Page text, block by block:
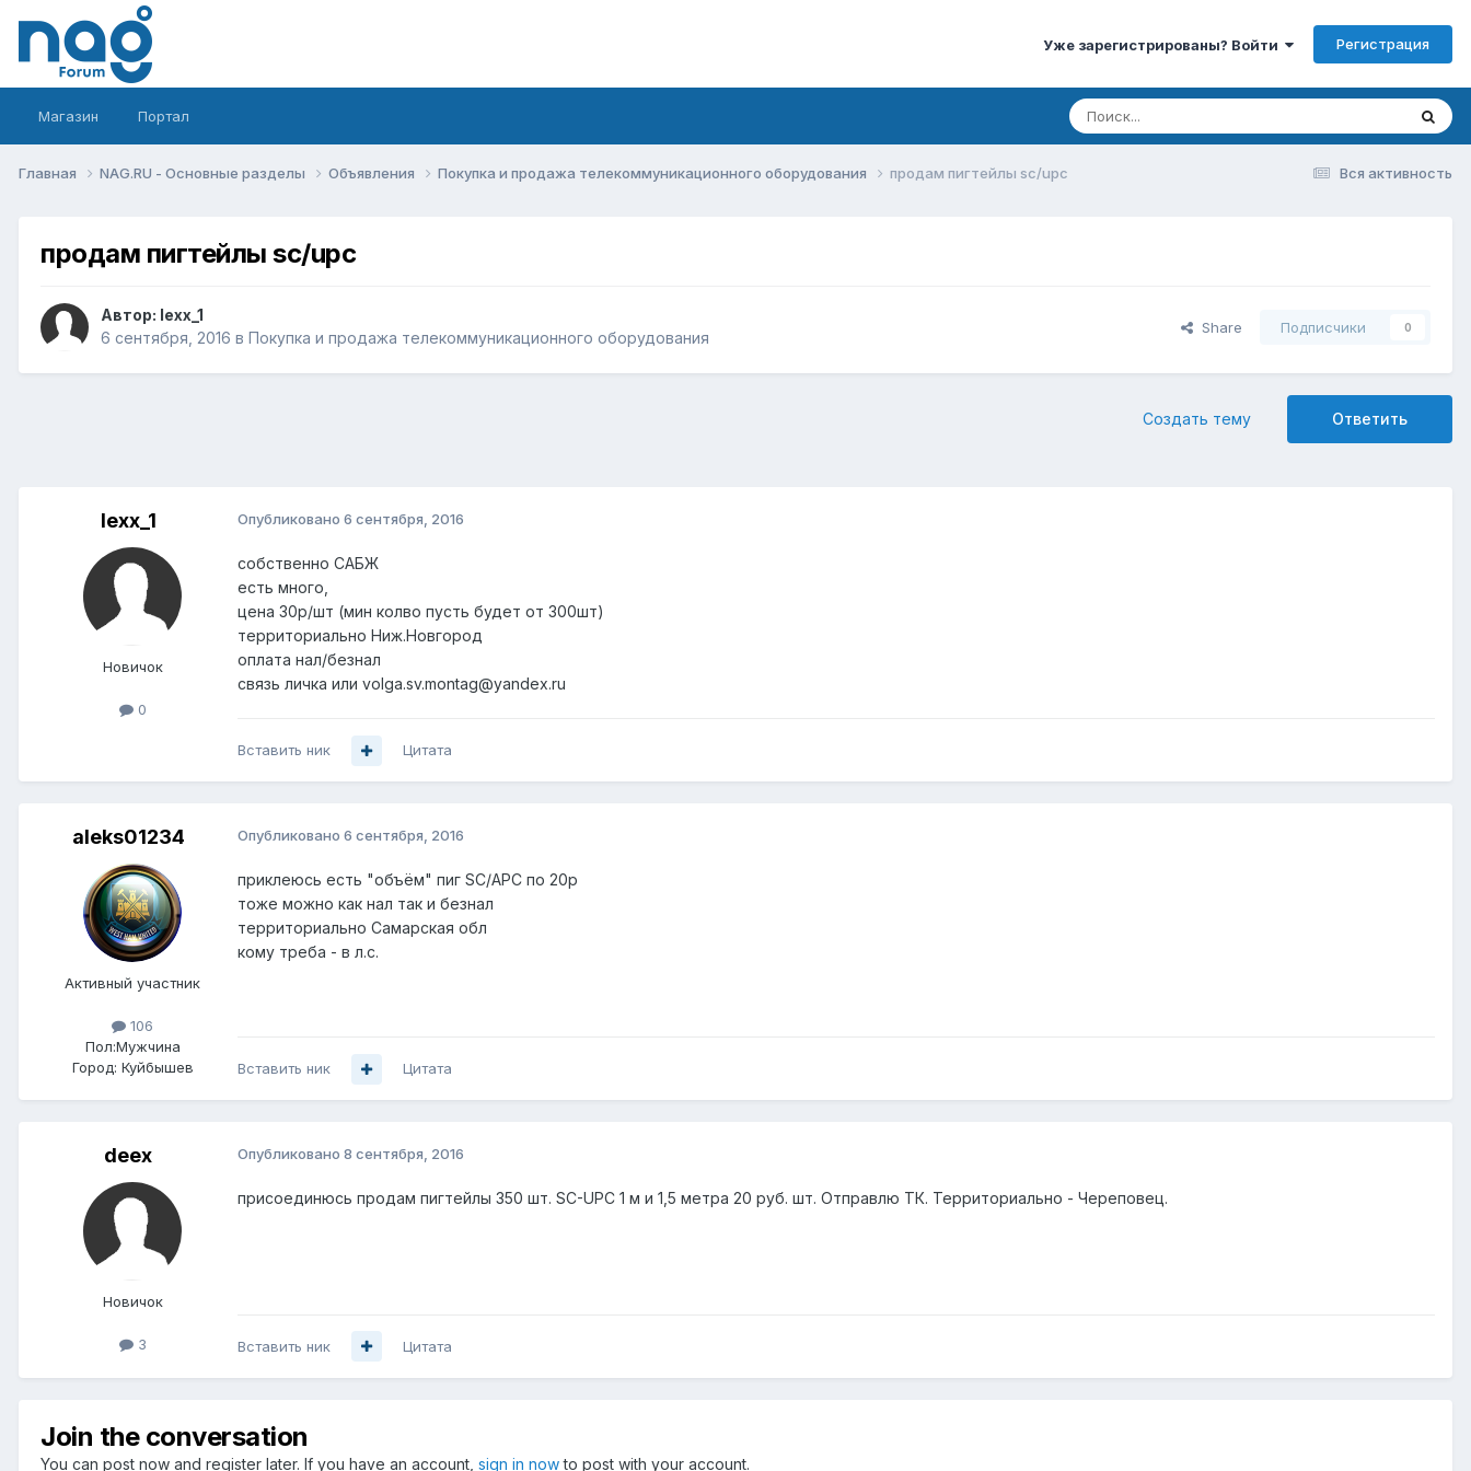
Уже зарегистрированы? Войти Регистрация
Магазин Портал
Вся активность
Главная NAG.RU - Основные разделы Объявления Покупка и продажа телекоммуникационного оборудования продам пигтейлы sc/upc
продам пигтейлы sc/upc
Автор: lexx_1
6 сентября, 2016 в Покупка и продажа телекоммуникационного оборудования
Share Подписчики 0
Ответить
Создать тему
lexx_1
Новичок
0
Опубликовано 6 сентября, 2016
собственно САБЖ
есть много,
цена 30р/шт (мин колво пусть будет от 300шт)
территориально Ниж.Новгород
оплата нал/безнал
связь личка или volga.sv.montag@yandex.ru
Вставить ник Цитата
aleks01234
Активный участник
106
Пол:Мужчина
Город: Куйбышев
Опубликовано 6 сентября, 2016
приклеюсь есть "объём" пиг SC/APC по 20р
тоже можно как нал так и безнал
территориально Самарская обл
кому треба - в л.с.
Вставить ник Цитата
deex
Новичок
3
Опубликовано 8 сентября, 2016
присоединюсь продам пигтейлы 350 шт. SC-UPC 1 м и 1,5 метра 20 руб. шт. Отправлю ТК. Территориально - Череповец.
Вставить ник Цитата
Join the conversation
You can post now and register later. If you have an account, sign in nowto post with your account.